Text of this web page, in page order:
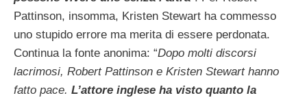
Pattinson, insomma, Kristen Stewart ha commesso
uno stupido errore ma merita di essere perdonata.
Continua la fonte anonima: “Dopo molti discorsi
lacrimosi, Robert Pattinson e Kristen Stewart hanno
fatto pace. L’attore inglese ha visto quanto la